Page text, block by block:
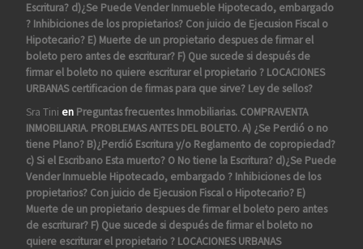
Escritura? d)¿Se Puede Vender Inmueble Hipotecado, embargado
? Inhibiciones de los propietarios? Con juicio de Ejecusion Fiscal o
Hipotecario? E) Muerte de un propietario despues de firmar el
boleto pero antes de escriturar? F) Que sucede si después de
firmar el boleto no quiere escriturar el propietario ? LOCACIONES
URBANAS certificacion de firmas para que sirve? Ley de sellos?
Sra Tini en Preguntas frecuentes Inmobiliarias. COMPRAVENTA
INMOBILIARIA. PROBLEMAS ANTES DEL BOLETO. A) ¿Se Perdió o no
tiene Plano? B)¿Perdió Escritura y/o Reglamento de copropiedad?
c) Si el Escribano Esta muerto? O No tiene la Escritura? d)¿Se Puede
Vender Inmueble Hipotecado, embargado ? Inhibiciones de los
propietarios? Con juicio de Ejecusion Fiscal o Hipotecario? E)
Muerte de un propietario despues de firmar el boleto pero antes
de escriturar? F) Que sucede si después de firmar el boleto no
quiere escriturar el propietario ? LOCACIONES URBANAS